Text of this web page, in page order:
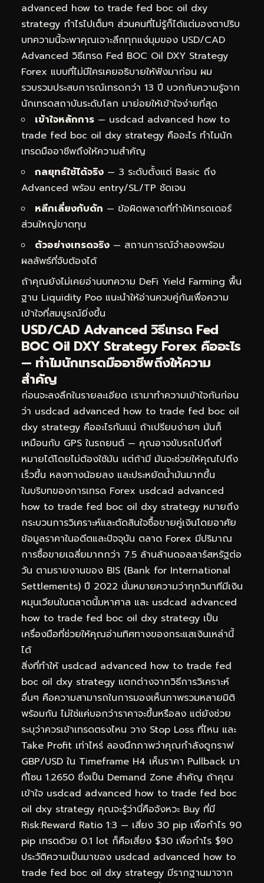
advanced how to trade fed boc oil dxy
strategy กำไรไปเต็มๆ ส่วนคนที่ไม่รู้ก็ได้แต่มองตาปริบ
บทความนี้จะพาคุณเจาะลึกทุกแง่มุมของ USD/CAD
Advanced วิธีเทรด Fed BOC Oil DXY Strategy
Forex แบบที่ไม่มีใครเคยอธิบายให้ฟังมาก่อน ผม
รวบรวมประสบการณ์เทรดกว่า 13 ปี บวกกับความรู้จาก
นักเทรดสถาบันระดับโลก มาย่อยให้เข้าใจง่ายที่สุด
เข้าใจหลักการ — usdcad advanced how to
trade fed boc oil dxy strategy คืออะไร ทำไมนัก
เทรดมืออาชีพถึงให้ความสำคัญ
กลยุทธ์ใช้ได้จริง — 3 ระดับตั้งแต่ Basic ถึง
Advanced พร้อม entry/SL/TP ชัดเจน
หลีกเลี่ยงกับดัก — ข้อผิดพลาดที่ทำให้เทรดเดอร์
ส่วนใหญ่ขาดทุน
ตัวอย่างเทรดจริง — สถานการณ์จำลองพร้อม
ผลลัพธ์ที่จับต้องได้
ถ้าคุณยังไม่เคยอ่านบทความ DeFi Yield Farming พื้น
ฐาน Liquidity Poo แนะนำให้อ่านควบคู่กันเพื่อความ
เข้าใจที่สมบูรณ์ยิ่งขึ้น
USD/CAD Advanced วิธีเทรด Fed
BOC Oil DXY Strategy Forex คืออะไร
— ทำไมนักเทรดมืออาชีพถึงให้ความ
สำคัญ
ก่อนจะลงลึกในรายละเอียด เรามาทำความเข้าใจกันก่อน
ว่า usdcad advanced how to trade fed boc oil
dxy strategy คืออะไรกันแน่ ถ้าเปรียบง่ายๆ มันก็
เหมือนกับ GPS ในรถยนต์ — คุณอาจขับรถไปถึงที่
หมายได้โดยไม่ต้องใช้มัน แต่ถ้ามี มันจะช่วยให้คุณไปถึง
เร็วขึ้น หลงทางน้อยลง และประหยัดน้ำมันมากขึ้น
ในบริบทของการเทรด Forex usdcad advanced
how to trade fed boc oil dxy strategy หมายถึง
กระบวนการวิเคราะห์และตัดสินใจซื้อขายคู่เงินโดยอาศัย
ข้อมูลราคาในอดีตและปัจจุบัน ตลาด Forex มีปริมาณ
การซื้อขายเฉลี่ยมากกว่า 7.5 ล้านล้านดอลลาร์สหรัฐต่อ
วัน ตามรายงานของ BIS (Bank for International
Settlements) ปี 2022 นั่นหมายความว่าทุกวินาทีมีเงิน
หมุนเวียนในตลาดนี้มหาศาล และ usdcad advanced
how to trade fed boc oil dxy strategy เป็น
เครื่องมือที่ช่วยให้คุณอ่านทิศทางของกระแสเงินเหล่านี้
ได้
สิ่งที่ทำให้ usdcad advanced how to trade fed
boc oil dxy strategy แตกต่างจากวิธีการวิเคราะห์
อื่นๆ คือความสามารถในการมองเห็นภาพรวมหลายมิติ
พร้อมกัน ไม่ใช่แค่บอกว่าราคาจะขึ้นหรือลง แต่ยังช่วย
ระบุว่าควรเข้าเทรดตรงไหน วาง Stop Loss ที่ไหน และ
Take Profit เท่าไหร่ ลองนึกภาพว่าคุณกำลังดูกราฟ
GBP/USD ใน Timeframe H4 เห็นราคา Pullback มา
ที่โซน 1.2650 ซึ่งเป็น Demand Zone สำคัญ ถ้าคุณ
เข้าใจ usdcad advanced how to trade fed boc
oil dxy strategy คุณจะรู้ว่านี่คือจังหวะ Buy ที่มี
Risk:Reward Ratio 1:3 — เสี่ยง 30 pip เพื่อกำไร 90
pip เทรดด้วย 0.1 lot ก็คือเสี่ยง $30 เพื่อกำไร $90
ประวัติความเป็นมาของ usdcad advanced how to
trade fed boc oil dxy strategy มีรากฐานมาจาก